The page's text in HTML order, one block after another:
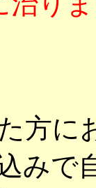
方に
みで